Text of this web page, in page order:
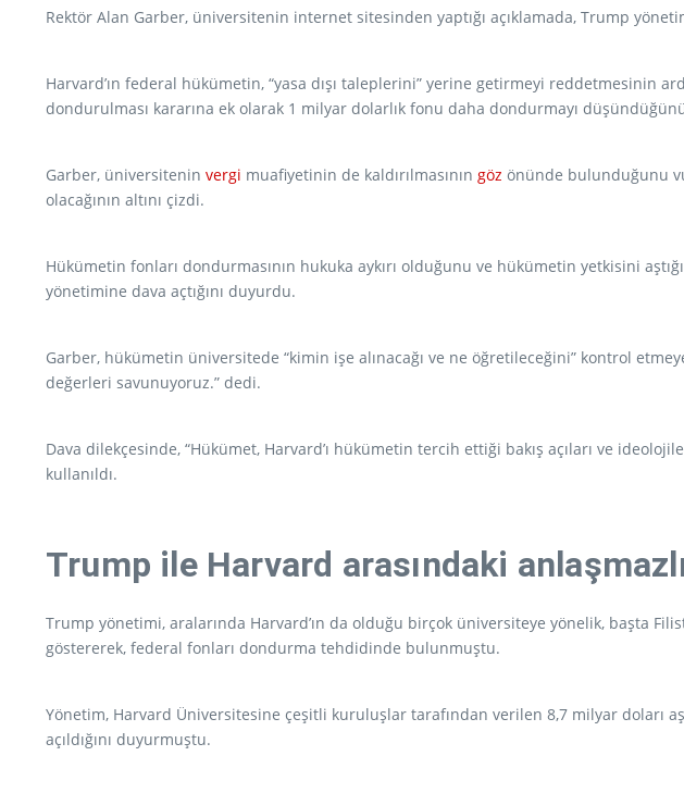
Rektör Alan Garber, üniversitenin internet sitesinden yaptığı açıklamada, Trump
Harvard’ın federal hükümetin, “yasa dışı taleplerini” yerine getirmeyi reddetmesinin
dondurulması kararına ek olarak 1 milyar dolarlık fonu daha dondurmayı
Garber, üniversitenin vergi muafiyetinin de kaldırılmasının göz önünde bulunduğunu
olacağının altını çizdi.
Hükümetin fonları dondurmasının hukuka aykırı olduğunu ve hükümetin yetkisini
yönetimine dava açtığını duyurdu.
Garber, hükümetin üniversitede “kimin işe alınacağı ve ne öğretileceğini” kontrol
değerleri savunuyoruz.” dedi.
Dava dilekçesinde, “Hükümet, Harvard’ı hükümetin tercih ettiği bakış açıları ve
kullanıldı.
Trump ile Harvard arasındaki
Trump yönetimi, aralarında Harvard’ın da olduğu birçok üniversiteye yönelik, başta
göstererek, federal fonları dondurma tehdidinde bulunmuştu.
Yönetim, Harvard Üniversitesine çeşitli kuruluşlar tarafından verilen 8,7 milyar doları
açıldığını duyurmuştu.